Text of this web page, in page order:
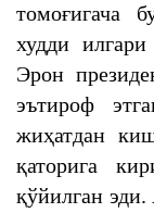
томоғигача
худди
Эрон
эътироф
жиҳатдан
қаторига
қўйилган